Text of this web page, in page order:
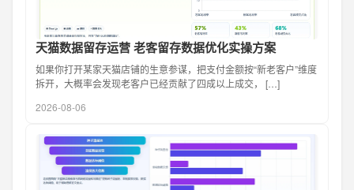
天猫数据留存运营 老客留存数据优化实操方案
如果你打开某家天猫店铺的生意参谋，把支付金额按“新老客户”维度
拆开，大概率会发现老客户已经贡献了四成以上成交， […]
2026-08-06